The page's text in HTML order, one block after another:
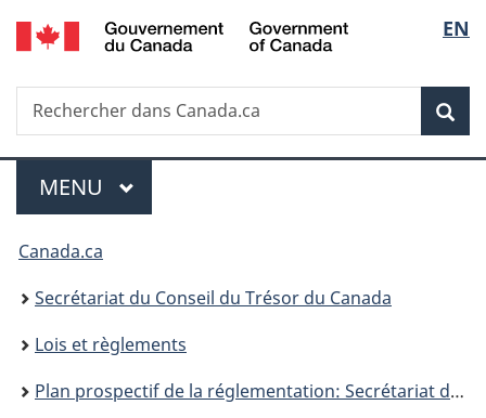
Passer
au
principal
Passer
à
Au
du
Passer
à
version
simplifiée
de
la
EN
Recherche
Rechercher
dans
Menu
MENU PRINCIPAL
Vous
êtes
ici :
Canada.ca
Secrétariat du Conseil du Trésor du Canada
Lois et règlements
Plan prospectif de la réglementation: Secrétariat du Conseil du Trésor du Canada